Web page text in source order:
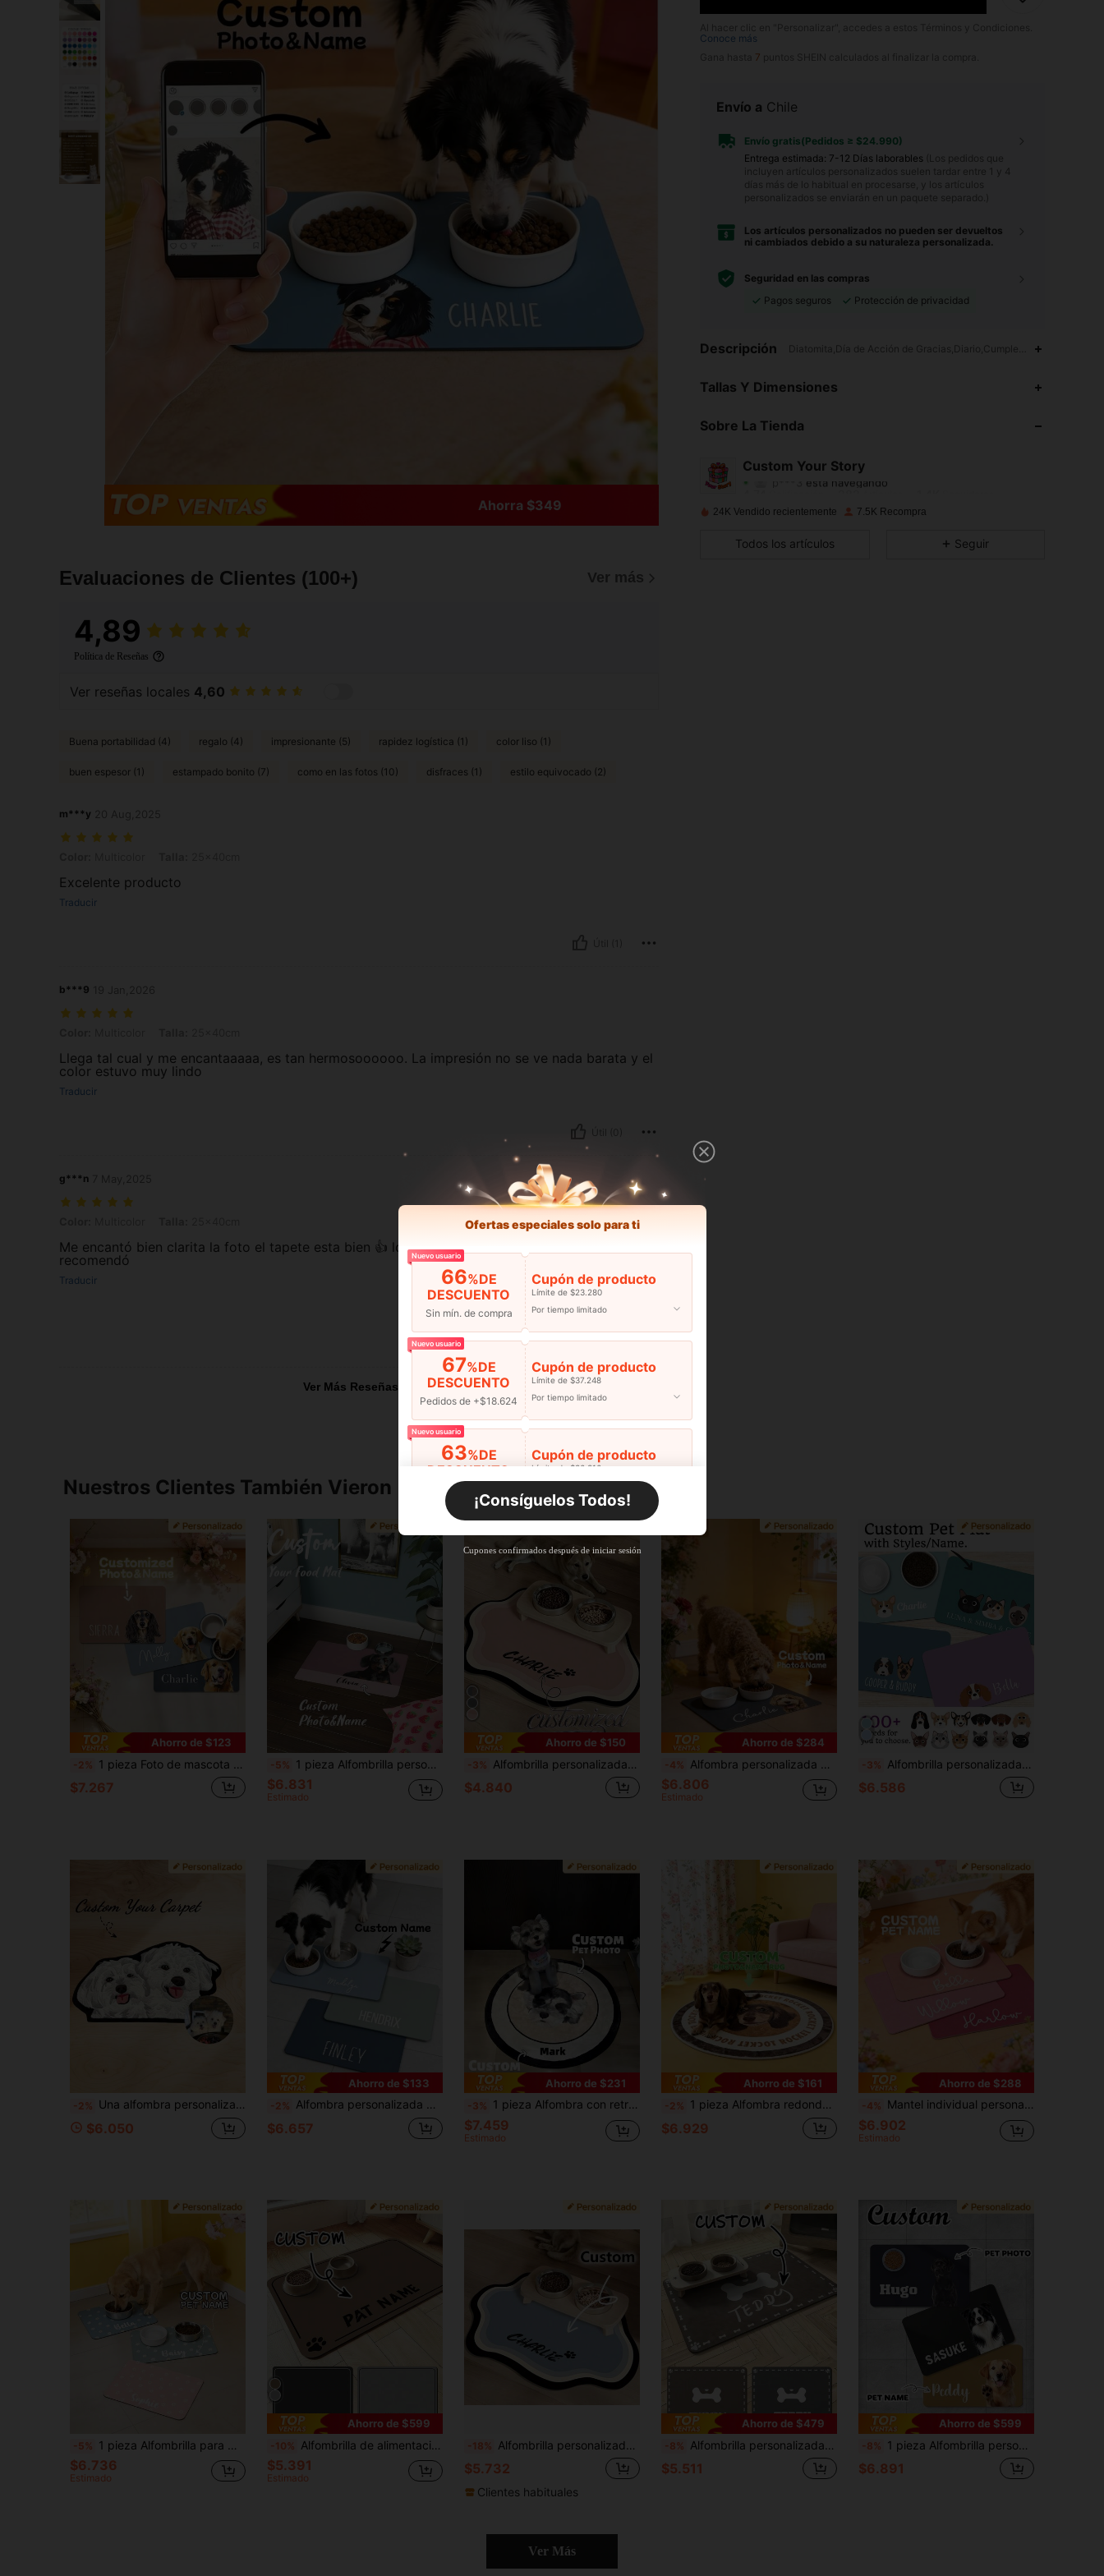
Ahorra $349
Evaluaciones de Clientes (100+) Ver más
4,89
Política de Reseñas
Ver reseñas locales 4,60
Buena portabilidad (4) regalo (4) impresionante (5) rapidez logística (1) color liso (1)
buen espesor (1) estampado bonito (7) como en las fotos (10) disfraces (1) estilo equivocado (2)
m***y
Excelente producto
Traducir
b***9
Llega tal cual y me encantaaaaa, es tan hermosoooooo. La impresión no se ve nada barata y el
color estuvo muy lindo
Traducir
g***n
Me encantó bien clarita la foto el tapete esta bien 👍 lo súper
recomendó
Traducir
Útil (4)
Ver Más Reseñas
Conoce más
7
Envío a Chile
Envío gratis(Pedidos ≥ $24.990)
Entrega estimada: 7-12 Días laborables (Los pedidos que
incluyen artículos personalizados suelen tardar entre 1 y 4
días más de lo habitual en procesarse, y los artículos
personalizados se enviarán en un paquete separado.)
Los artículos personalizados no pueden ser devueltos
ni cambiados debido a su naturaleza personalizada.
Seguridad en las compras
Pagos seguros
Protección de privacidad
Descripción Diatomita,Día de Acción de Gracias,Diario,Cumpleaños
Tallas Y Dimensiones
Sobre La Tienda
Custom Your Story
4,74
p***3 está navegando
4,74 Calificación 282 Artículos
4,74
24K Vendido recientemente 7.5K Recompra
Todos los artículos Seguir
Nuestros Clientes También Vieron
Ahorro de $123
-2% 1 pieza Foto de mascota personalizada + Nombre, Alfombrilla personalizada para comida de perro, Colorida, Linda, Minimalista, Ideal para Navidad, Para ella, Para amantes de mascotas, Regalo de cumpleaños
$7.267
-5% 1 pieza Alfombrilla personalizada para comida de perro, Alfombrillas personalizadas con foto de mascota y nombre, Mantel personalizado para mascotas, Alfombrilla para comida y agua, Ideal para amantes de los perros, Perfecto para cualquier ocasión especial para celebrar a tu amigo peludo, Elegante, Sencillo, Kawaii, Regalos personalizados únicos, Ideal para Navidad, Día de San Valentín, Día de la Madre, Día del Padre, Aniversarios, Año Nuevo
$6.831
Estimado
Ahorro de $150
-3% Alfombrilla personalizada para comida de mascotas con nombre de mascota, alfombrilla antideslizante e impermeable para perros y gatos, regalo ideal para comida húmeda y seca, alfombrilla para comida de perro, alfombrilla para alimentación de mascotas, accesorios de mascotas de moda, alfombrilla personalizada para mascotas, alfombrilla de goma antideslizante para mascotas, alfombrilla antideslizante, regalo perfecto para dueños de mascotas
$4.840
Ahorro de $284
-4% Alfombra personalizada para perro con foto y nombre de mascota, alfombra personalizada para comida de perro, mantel individual personalizado para mascotas para perros y gatos, alfombra única con foto de mascota, regalo conmemorativo para mascotas
$6.806
Estimado
-3% Alfombrilla personalizada para perro, alfombrilla de alimentación personalizada para mascotas, se puede imprimir estilo/nombre, alfombrilla linda de secado rápido para gato, mantel individual de raza de perro, alfombrilla para cuenco de comida de mascota, alfombrilla para cuenco de perro, alfombrilla de alimentación para gato, regalo para cachorro recién nacido, alfombrilla de alimentación para perro de cuero impermeable y antideslizante, mantel individual de perro con patrón de hueso y nombre de mascota personalizado - Adecuado para dueños de perros - Uso diario - Regalo perfecto para amantes de los perros
$6.586
-2% Una alfombra personalizada con un retrato de mascota personalizado, hecha de faux cachemir de alta calidad, alfombra con retrato de gato y perro hecha a mano, alfombra con forma personalizada, colchoneta para mascotas, alfombra con rostro de mascota hecha a mano, la opción perfecta para amantes de las mascotas, un regalo único para mascotas, elegante, colorido, lindo, sencillo, kawaii, un regalo personalizado único.
$6.050
Ahorro de $133
-2% Alfombra personalizada para perro - Alfombra personalizada para cuenco de comida de mascota, antideslizante e impermeable, regalo de Navidad, cumpleaños, aniversario, Año Nuevo, regalo único y lindo para amantes de mascotas, familia, amigos, La vida secreta de las mascotas, fácil de limpiar, estética
$6.657
Ahorro de $231
-3% 1 pieza Alfombra con retrato personalizado de mascota, alfombra con cara y nombre de mascota personalizado, material de imitación de cachemira, alfombra decorativa única para mascotas, suave y durable, regalo lindo para amantes de perros y gatos, decoración del hogar para dueños de mascotas, regalo para Navidad, Acción de Gracias, ornamental, con estilo grabado, de moda, colorido, vintage, lindo, contratado, lindos personalizados, único, personalizado, mascota personalizada para aniversarios, para cumpleaños
$7.459
Estimado
Ahorro de $161
-2% 1 pieza Alfombra redonda para mascotas, alfombra personalizada con retrato y nombre de perro o gato, alfombra de felpa suave con retrato de animal, decoración de piso única y linda, regalo perfecto para amantes de mascotas, ideal para cumpleaños, aniversario, Día de San Valentín, Navidad, hogar estético, regalo considerado
$6.929
Ahorro de $288
-4% Mantel individual personalizado para comida de mascotas, alfombrilla de alimentación de diatoma con nombre personalizado para perros y gatos, alfombrilla de alimentación de goma personalizada, alfombrilla de cuenco con nombre personalizado, fácil de limpiar y duradera, lavable a máquina
$6.902
Estimado
-5% 1 pieza Alfombrilla para mascotas con patrón de margaritas personalizada, Alfombrilla de alimentación para mascotas con diseño floral personalizado, Alfombrilla linda para gatos, Alfombrilla para cuenco de perro con nombre personalizable, Regalo para cachorro nuevo, Alfombrilla personalizada para comida de perro, Alfombrilla para cuenco de comida de perro - Fácil de limpiar - Regalo ideal para dueños de mascotas, Para amantes de las mascotas
$6.736
Estimado
Ahorro de $599
-10% Alfombrilla de alimentación personalizada para mascotas - Alfombrilla absorbente de secado rápido y antideslizante para cuencos de perro, con nombre personalizado y huella de pata, alfombrilla de goma/silicona para el suelo, adecuada para suelos de madera dura, diseño de inspiración nórdica, minimalista
$5.391
Estimado
-18% Alfombrilla personalizada para alimentar mascotas - Secado rápido, alfombrilla antideslizante para cuenco de gato con nombre de la mascota, alfombrilla de suelo estilo nórdico para perro, grabada, colorida, vintage, cumpleaños, ideas de regalo
$5.732
Clientes habituales
Ahorro de $479
-8% Alfombrilla personalizada súper absorbente para comida de perro, almohadilla personalizable para tazón de mascotas, hecha de goma y material de diatomita, adecuada para perros, cosas personalizables
$5.511
Ahorro de $599
-8% 1 pieza Alfombrilla personalizada para alimentar mascotas - Alfombrilla absorbente de secado rápido y antideslizante para cuenco de perro, nombre y foto personalizados, almohadilla de alimentación con retrato de mascota, huella de pata, alfombra de goma/silicona con patrón de espiga nórdico, estampado animal, mantel individual para perro
$6.891
Ver Más
Ofertas especiales solo para ti
Nuevo usuario
66%DE
DESCUENTO
Sin mín. de compra
Cupón de producto
Límite de $23.280
Por tiempo limitado
Nuevo usuario
67%DE
DESCUENTO
Pedidos de +$18.624
Cupón de producto
Límite de $37.248
Por tiempo limitado
Nuevo usuario
63%DE
DESCUENTO
Pedidos de +$27.936
Cupón de producto
Límite de $36.316
Nuevo usuario
63
DESCUENTO
Pedidos de +$37.248
Cupón de producto
Límite de $36.316
Por tiempo limitado
Nuevo usuario
50 %DE
DESCUENTO
Pedidos de +$55.871
Cupón de producto
Por tiempo limitado
¡Consíguelos Todos!
Cupones confirmados después de iniciar sesión